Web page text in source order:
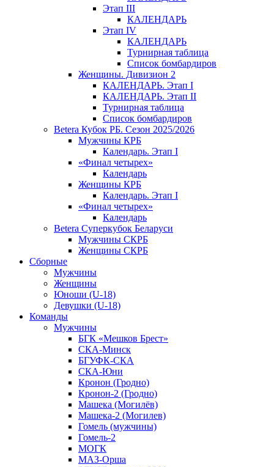
Этап III
КАЛЕНДАРЬ
Этап IV
КАЛЕНДАРЬ
Турнирная таблица
Список бомбардиров
Женщины. Дивизион 2
КАЛЕНДАРЬ. Этап I
КАЛЕНДАРЬ. Этап II
Турнирная таблица
Список бомбардиров
Betera Кубок РБ. Сезон 2025/2026
Мужчины КРБ
Календарь. Этап I
«Финал четырех»
Календарь
Женщины КРБ
Календарь. Этап I
«Финал четырех»
Календарь
Betera Суперкубок Беларуси
Мужчины СКРБ
Женщины СКРБ
Сборные
Мужчины
Женщины
Юноши (U-18)
Девушки (U-18)
Команды
Мужчины
БГК «Мешков Брест»
СКА-Минск
БГУФК-СКА
СКА-Юни
Кронон (Гродно)
Кронон-2 (Гродно)
Машека (Могилёв)
Машека-2 (Могилев)
Гомель (мужчины)
Гомель-2
МОГК
МАЗ-Орша